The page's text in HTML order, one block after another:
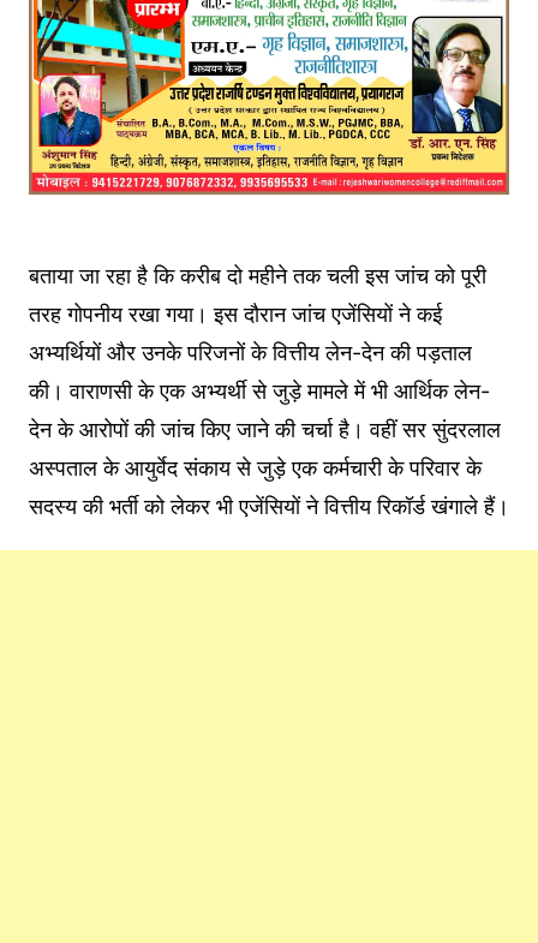
बताया जा रहा है कि करीब दो महीने तक चली इस जांच को पूरी
तरह गोपनीय रखा गया। इस दौरान जांच एजेंसियों ने कई
अभ्यर्थियों और उनके परिजनों के वित्तीय लेन-देन की पड़ताल
की। वाराणसी के एक अभ्यर्थी से जुड़े मामले में भी आर्थिक लेन-
देन के आरोपों की जांच किए जाने की चर्चा है। वहीं सर सुंदरलाल
अस्पताल के आयुर्वेद संकाय से जुड़े एक कर्मचारी के परिवार के
सदस्य की भर्ती को लेकर भी एजेंसियों ने वित्तीय रिकॉर्ड खंगाले हैं।